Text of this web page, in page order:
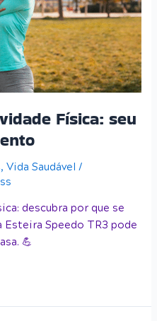
Física: seu
,Vida Saudável /
descubra por que se
Speedo TR3 pode
💪